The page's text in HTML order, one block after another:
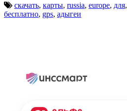
скачать, карты, russia, europe, для,
бесплатно, gps, адыгеи